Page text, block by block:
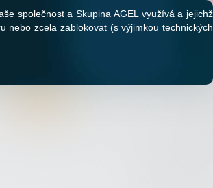
společnost a Skupina AGEL využívá a jejichž
nebo zcela zablokovat (s výjimkou technických